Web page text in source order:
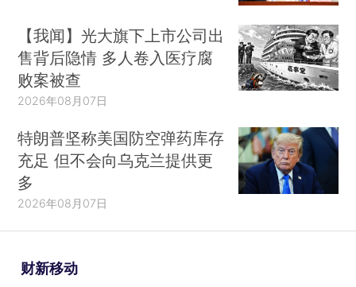
【我闻】光大旗下上市公司出
售背后隐情 多人卷入医疗腐
败案被查
2026年08月07日
特朗普坚称美国防空弹药库存
充足 但不会向乌克兰提供更
多
2026年08月07日
财新移动